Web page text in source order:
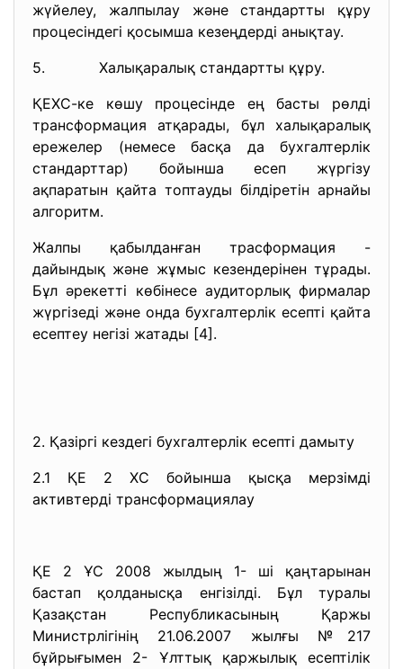
жүйелеу, жалпылау және стандартты құру
процесіндегі қосымша кезеңдерді анықтау.
5. Халықаралық стандартты құру.
ҚЕХС-ке көшу процесінде ең басты рөлді
трансформация атқарады, бұл халықаралық
ережелер (немесе басқа да бухгалтерлік
стандарттар) бойынша есеп жүргізу
ақпаратын қайта топтауды білдіретін арнайы
алгоритм.
Жалпы қабылданған трасформация -
дайындық және жұмыс кезендерінен тұрады.
Бұл әрекетті көбінесе аудиторлық фирмалар
жүргізеді және онда бухгалтерлік есепті қайта
есептеу негізі жатады [4].
2. Қазіргі кездегі бухгалтерлік есепті дамыту
2.1 ҚЕ 2 ХС бойынша қысқа мерзімді
активтерді трансформациялау
ҚЕ 2 ҰС 2008 жылдың 1- ші қаңтарынан
бастап қолданысқа енгізілді. Бұл туралы
Қазақстан Республикасының Қаржы
Министрлігінің 21.06.2007 жылғы №217
бұйрығымен 2- Ұлттық қаржылық есептілік